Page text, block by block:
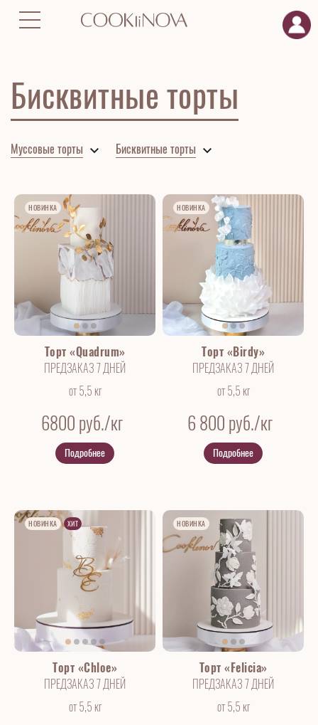
Главная Торты Бисквитные торты
Бисквитные торты
Муссовые торты Бисквитные торты
НОВИНКА
Торт «Quadrum»
ПРЕДЗАКАЗ 7 ДНЕЙ
от 5,5 кг
6800 руб./кг
Подробнее
НОВИНКА
Торт «Birdy»
ПРЕДЗАКАЗ 7 ДНЕЙ
от 5,5 кг
6 800 руб./кг
Подробнее
НОВИНКА ХИТ
Торт «Chloe»
ПРЕДЗАКАЗ 7 ДНЕЙ
от 5,5 кг
НОВИНКА
Торт «Felicia»
ПРЕДЗАКАЗ 7 ДНЕЙ
от 5,5 кг